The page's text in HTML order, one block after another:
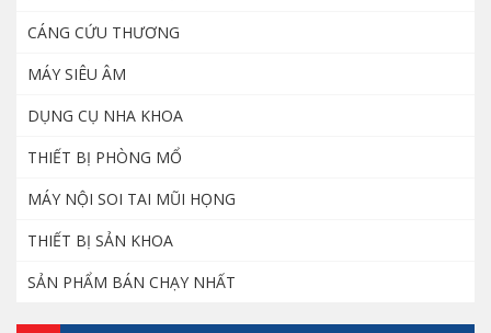
CÁNG CỨU THƯƠNG
MÁY SIÊU ÂM
DỤNG CỤ NHA KHOA
THIẾT BỊ PHÒNG MỔ
MÁY NỘI SOI TAI MŨI HỌNG
THIẾT BỊ SẢN KHOA
SẢN PHẨM BÁN CHẠY NHẤT
8.000.000
8.500.000
hiệu Hàn Quốc